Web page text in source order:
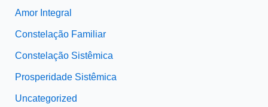
Amor Integral
Constelação Familiar
Constelação Sistêmica
Prosperidade Sistêmica
Uncategorized